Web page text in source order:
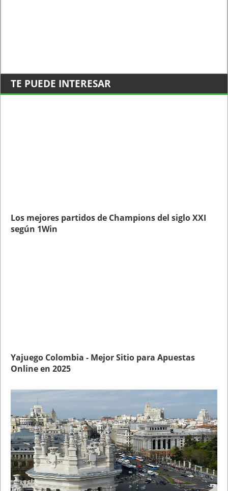
TE PUEDE INTERESAR
Los mejores partidos de Champions del siglo XXI
según 1Win
Yajuego Colombia - Mejor Sitio para Apuestas
Online en 2025